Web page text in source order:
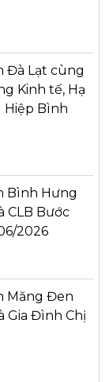
Đà Lạt cùng
Kinh tế, Hạ
Bình
Bình Hưng
CLB Bước
2026
Măng Đen
Gia Đình Chị